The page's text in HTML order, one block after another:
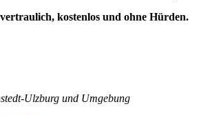
vertraulich, kostenlos und ohne Hürden.
Ulzburg und Umgebung